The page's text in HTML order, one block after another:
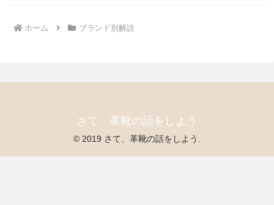
ホーム ブランド別解説
さて、革靴の話をしよう
© 2019 さて、革靴の話をしよう.